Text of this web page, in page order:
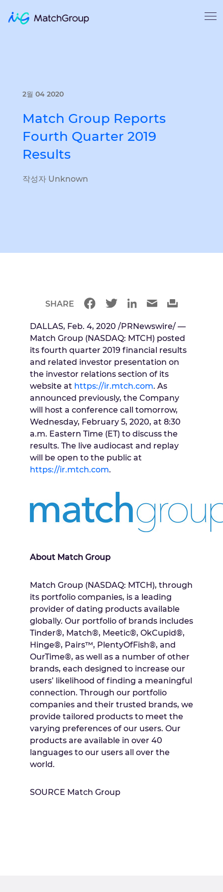
2월 04 2020
Match Group Reports
Fourth Quarter 2019
Results
작성자 Unknown
DALLAS, Feb. 4, 2020 /PRNewswire/ —
Match Group (NASDAQ: MTCH) posted
its fourth quarter 2019 financial results
and related investor presentation on
the investor relations section of its
website at https://ir.mtch.com. As
announced previously, the Company
will host a conference call tomorrow,
Wednesday, February 5, 2020, at 8:30
a.m. Eastern Time (ET) to discuss the
results. The live audiocast and replay
will be open to the public at
https://ir.mtch.com.
About Match Group
Match Group (NASDAQ: MTCH), through
its portfolio companies, is a leading
provider of dating products available
globally. Our portfolio of brands includes
Tinder®, Match®, Meetic®, OkCupid®,
Hinge®, Pairs™, PlentyOfFish®, and
OurTime®, as well as a number of other
brands, each designed to increase our
users’ likelihood of finding a meaningful
connection. Through our portfolio
companies and their trusted brands, we
provide tailored products to meet the
varying preferences of our users. Our
products are available in over 40
languages to our users all over the
world.
SOURCE Match Group
SHARE